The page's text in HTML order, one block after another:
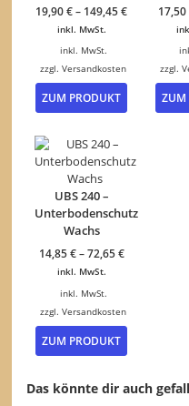
19,90€– 149,45€
inkl. MwSt.
inkl. MwSt.
zzgl.Versandkosten
ZUM PRODUKT
Dieses
Produkt
Varianten
auf.
Optionen
können
17,50
zzgl.
ZUM
UBS 240 –
Unterbodenschutz
Wachs
14,85€–72,65€
inkl. MwSt.
inkl. MwSt.
zzgl.Versandkosten
ZUM PRODUKT
Dieses
mehrere
Varianten
Das könnte dir auch